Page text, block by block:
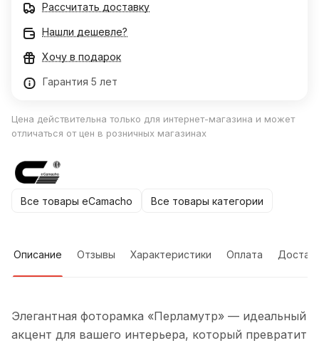
Рассчитать доставку
Нашли дешевле?
Хочу в подарок
Гарантия 5 лет
Цена действительна только для интернет-магазина и может
отличаться от цен в розничных магазинах
Все товары eCamacho Все товары категории
Описание Отзывы Характеристики Оплата
Элегантная фоторамка «Перламутр» — идеальный
акцент для вашего интерьера, который превратит